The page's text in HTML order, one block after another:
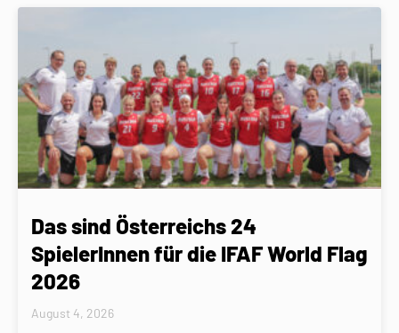
Das sind Österreichs 24
SpielerInnen für die IFAF World Flag
2026
August 4, 2026